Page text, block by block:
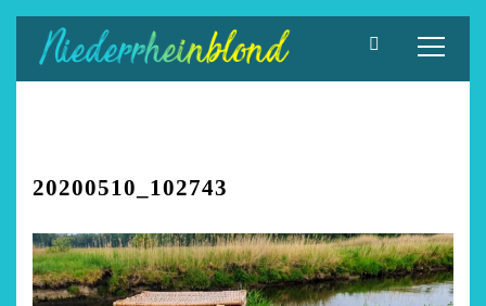
Inhalt
springen
20200510_102743